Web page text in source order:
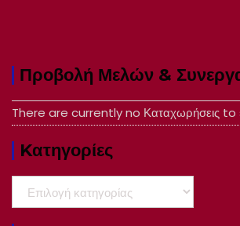
Προβολή Μελών &
There are currently no Καταχωρήσεις to
Kατηγορίες